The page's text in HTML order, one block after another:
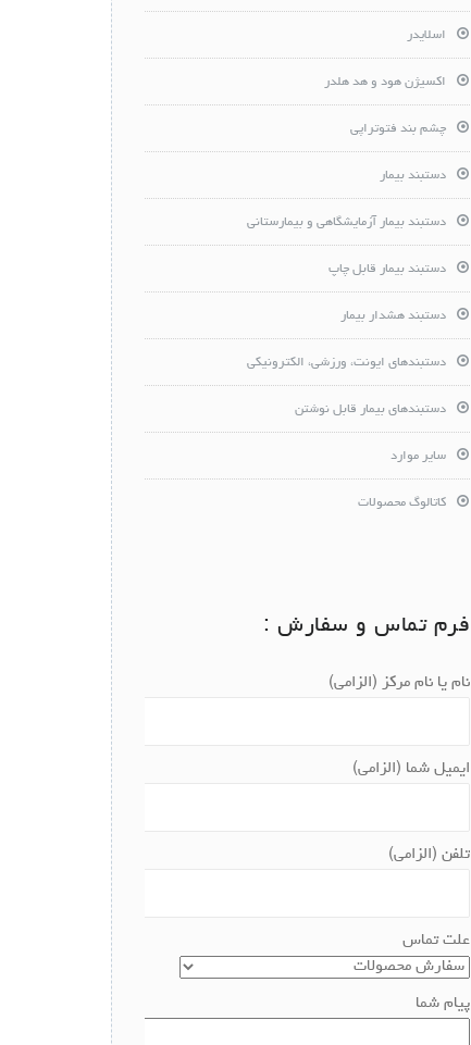
اسلایدر
اکسیژن هود و هد هلدر
چشم بند فتوتراپی
دستبند بیمار
دستبند بیمار آزمایشگاهی و بیمارستانی
دستبند بیمار قابل چاپ
دستبند هشدار بیمار
دستبندهای ایونت، ورزشی، الکترونیکی
دستبندهای بیمار قابل نوشتن
سایر موارد
کاتالوگ محصولات
فرم تماس و سفارش :
نام یا نام مرکز (الزامی)
ایمیل شما (الزامی)
تلفن (الزامی)
علت تماس
پیام شما